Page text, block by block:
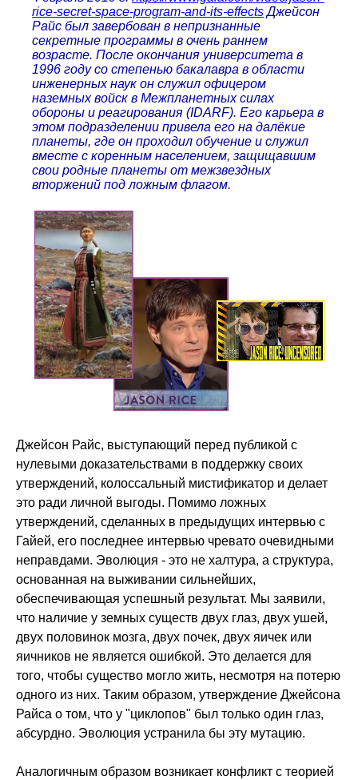
rice-secret-space-program-and-its-effectsДжейсон
Райс был завербован в непризнанные
секретные программы в очень раннем
возрасте. После окончания университета в
1996 году со степенью бакалавра в области
инженерных наук он служил офицером
наземных войск в Межпланетных силах
обороны и реагирования (IDARF). Его карьера в
этом подразделении привела его на далёкие
планеты, где он проходил обучение и служил
вместе с коренным населением, защищавшим
свои родные планеты от межзвездных
вторжений под ложным флагом.
Джейсон Райс, выступающий перед публикой с
нулевыми доказательствами в поддержку своих
утверждений, колоссальный мистификатор и делает
это ради личной выгоды. Помимо ложных
утверждений, сделанных в предыдущих интервью с
Гайей, его последнее интервью чревато очевидными
неправдами. Эволюция - это не халтура, а структура,
основанная на выживании сильнейших,
обеспечивающая успешный результат. Мы заявили,
что наличие у земных существ двух глаз, двух ушей,
двух половинок мозга, двух почек, двух яичек или
яичников не является ошибкой. Это делается для
того, чтобы существо могло жить, несмотря на потерю
одного из них. Таким образом, утверждение Джейсона
Райса о том, что у "циклопов" был только один глаз,
абсурдно. Эволюция устранила бы эту мутацию.
Аналогичным образом возникает конфликт с теорией